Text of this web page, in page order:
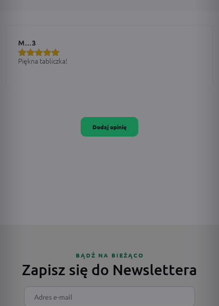
M…3
Oceniono5
Piękna tabliczka!
Dodaj opinię
BĄDŹ NA BIEŻĄCO
Zapisz się do Newslettera